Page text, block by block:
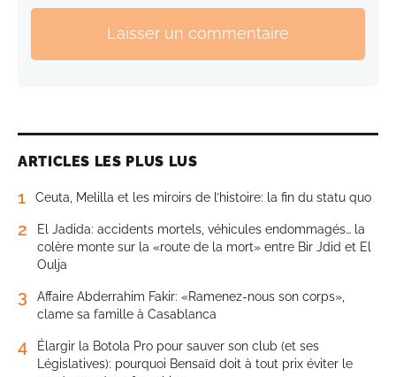
Laisser un commentaire
ARTICLES LES PLUS LUS
1 Ceuta, Melilla et les miroirs de l’histoire: la fin du statu quo
2
El Jadida: accidents mortels, véhicules endommagés… la
colère monte sur la «route de la mort» entre Bir Jdid et El
Oulja
3
Affaire Abderrahim Fakir: «Ramenez-nous son corps»,
clame sa famille à Casablanca
4
Élargir la Botola Pro pour sauver son club (et ses
Législatives): pourquoi Bensaïd doit à tout prix éviter le